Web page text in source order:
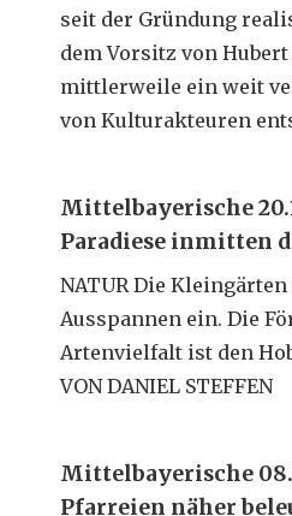
seit der Gründung
dem Vorsitz von
mittlerweile ein weit
von Kulturakteuren
Mittelbayerische
Paradiese inmitten
NATUR Die
Ausspannen ein. Die
Artenvielfalt ist den
VON DANIEL STEFFEN
Mittelbayerische
Pfarreien näher